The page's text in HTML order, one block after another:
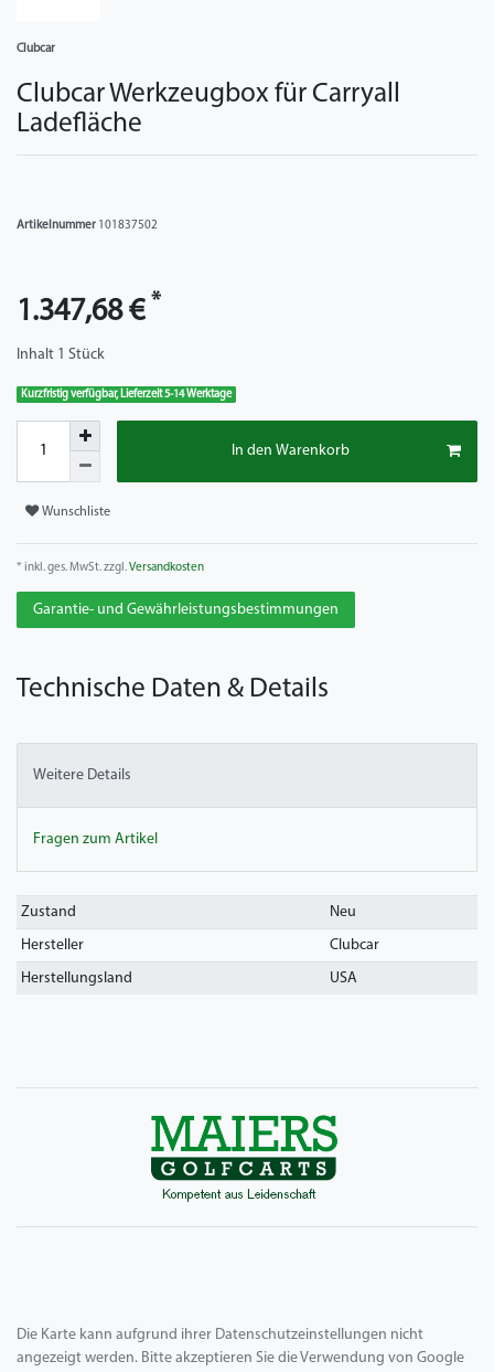
Clubcar
Clubcar Werkzeugbox für Carryall
Ladefläche
Artikelnummer 101837502
1.347,68 € *
Inhalt 1 Stück
Kurzfristig verfügbar, Lieferzeit 5-14 Werktage
In den Warenkorb
Wunschliste
* inkl. ges. MwSt. zzgl.Versandkosten
Garantie- und Gewährleistungsbestimmungen
Technische Daten & Details
Weitere Details
Fragen zum Artikel
Technisches
Merkmal
Wert
Zustand
Neu
Hersteller
Clubcar
Herstellungsland
USA
Die Karte kann aufgrund ihrer Datenschutzeinstellungen nicht
angezeigt werden. Bitte akzeptieren Sie die Verwendung von Google